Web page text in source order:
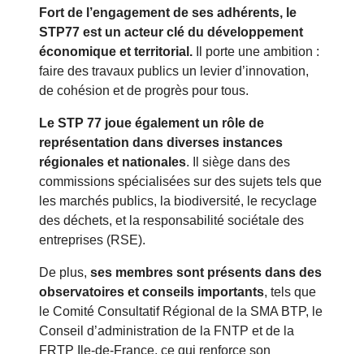
Fort de l’engagement de ses adhérents, le
STP77 est un acteur clé du développement
économique et territorial. Il porte une ambition :
faire des travaux publics un levier d’innovation,
de cohésion et de progrès pour tous.
Le STP 77 joue également un rôle de
représentation dans diverses instances
régionales et nationales. Il siège dans des
commissions spécialisées sur des sujets tels que
les marchés publics, la biodiversité, le recyclage
des déchets, et la responsabilité sociétale des
entreprises (RSE).
De plus, ses membres sont présents dans des
observatoires et conseils importants, tels que
le Comité Consultatif Régional de la SMA BTP, le
Conseil d’administration de la FNTP et de la
FRTP Ile-de-France, ce qui renforce son